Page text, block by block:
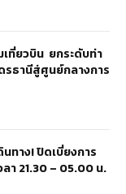
เที่ยวบิน ยกระดับท่า
ธานีสู่ศูนย์กลางการ
ทาง! ปิดเบี่ยงการ
า 21.30 – 05.00 น.